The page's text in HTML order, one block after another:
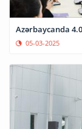
Azərbaycanda
05-03-2025